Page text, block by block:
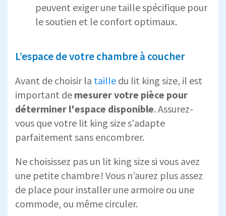
peuvent exiger une taille spécifique pour
le soutien et le confort optimaux.
L’espace de votre chambre à coucher
Avant de choisir la taille du lit king size, il est
important de mesurer votre pièce pour
déterminer l'espace disponible. Assurez-
vous que votre lit king size s'adapte
parfaitement sans encombrer.
Ne choisissez pas un lit king size si vous avez
une petite chambre ! Vous n’aurez plus assez
de place pour installer une armoire ou une
commode, ou même circuler.